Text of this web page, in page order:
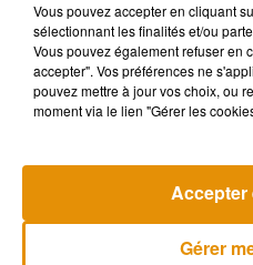
encadrant l’événement.
Des#policiersapplaudissent
#Lillepic.twitter.com/
Vous pouvez accepter en cliquant
sélectionnant les finalités et/ou
Vous pouvez également refuser en
accepter". Vos préférences ne
pouvez mettre à jour vos choix, ou
moment via le lien "Gérer les
Gérer
Accepter